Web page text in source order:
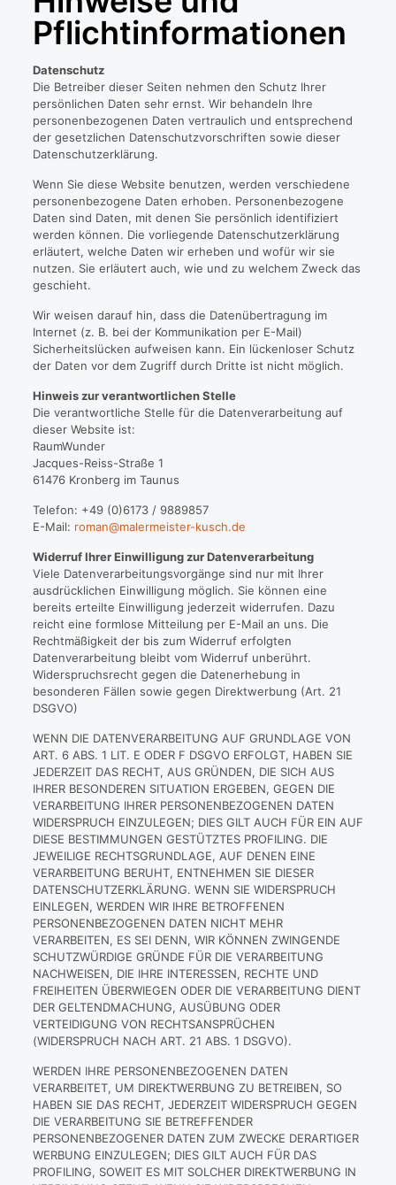
Pflichtinformationen
Datenschutz
Die Betreiber dieser Seiten nehmen den Schutz Ihrer
persönlichen Daten sehr ernst. Wir behandeln Ihre
personenbezogenen Daten vertraulich und entsprechend
der gesetzlichen Datenschutzvorschriften sowie dieser
Datenschutzerklärung.
Wenn Sie diese Website benutzen, werden verschiedene
personenbezogene Daten erhoben. Personenbezogene
Daten sind Daten, mit denen Sie persönlich identifiziert
werden können. Die vorliegende Datenschutzerklärung
erläutert, welche Daten wir erheben und wofür wir sie
nutzen. Sie erläutert auch, wie und zu welchem Zweck das
geschieht.
Wir weisen darauf hin, dass die Datenübertragung im
Internet (z. B. bei der Kommunikation per E-Mail)
Sicherheitslücken aufweisen kann. Ein lückenloser Schutz
der Daten vor dem Zugriff durch Dritte ist nicht möglich.
Hinweis zur verantwortlichen Stelle
Die verantwortliche Stelle für die Datenverarbeitung auf
dieser Website ist:
RaumWunder
Jacques-Reiss-Straße 1
61476 Kronberg im Taunus
Telefon: +49 (0)6173 / 9889857
E-Mail: roman@malermeister-kusch.de
Widerruf Ihrer Einwilligung zur Datenverarbeitung
Viele Datenverarbeitungsvorgänge sind nur mit Ihrer
ausdrücklichen Einwilligung möglich. Sie können eine
bereits erteilte Einwilligung jederzeit widerrufen. Dazu
reicht eine formlose Mitteilung per E-Mail an uns. Die
Rechtmäßigkeit der bis zum Widerruf erfolgten
Datenverarbeitung bleibt vom Widerruf unberührt.
Widerspruchsrecht gegen die Datenerhebung in
besonderen Fällen sowie gegen Direktwerbung (Art. 21
DSGVO)
WENN DIE DATENVERARBEITUNG AUF GRUNDLAGE VON
ART. 6 ABS. 1 LIT. E ODER F DSGVO ERFOLGT, HABEN SIE
JEDERZEIT DAS RECHT, AUS GRÜNDEN, DIE SICH AUS
IHRER BESONDEREN SITUATION ERGEBEN, GEGEN DIE
VERARBEITUNG IHRER PERSONENBEZOGENEN DATEN
WIDERSPRUCH EINZULEGEN; DIES GILT AUCH FÜR EIN AUF
DIESE BESTIMMUNGEN GESTÜTZTES PROFILING. DIE
JEWEILIGE RECHTSGRUNDLAGE, AUF DENEN EINE
VERARBEITUNG BERUHT, ENTNEHMEN SIE DIESER
DATENSCHUTZERKLÄRUNG. WENN SIE WIDERSPRUCH
EINLEGEN, WERDEN WIR IHRE BETROFFENEN
PERSONENBEZOGENEN DATEN NICHT MEHR
VERARBEITEN, ES SEI DENN, WIR KÖNNEN ZWINGENDE
SCHUTZWÜRDIGE GRÜNDE FÜR DIE VERARBEITUNG
NACHWEISEN, DIE IHRE INTERESSEN, RECHTE UND
FREIHEITEN ÜBERWIEGEN ODER DIE VERARBEITUNG DIENT
DER GELTENDMACHUNG, AUSÜBUNG ODER
VERTEIDIGUNG VON RECHTSANSPRÜCHEN
(WIDERSPRUCH NACH ART. 21 ABS. 1 DSGVO).
WERDEN IHRE PERSONENBEZOGENEN DATEN
VERARBEITET, UM DIREKTWERBUNG ZU BETREIBEN, SO
HABEN SIE DAS RECHT, JEDERZEIT WIDERSPRUCH GEGEN
DIE VERARBEITUNG SIE BETREFFENDER
PERSONENBEZOGENER DATEN ZUM ZWECKE DERARTIGER
WERBUNG EINZULEGEN; DIES GILT AUCH FÜR DAS
PROFILING, SOWEIT ES MIT SOLCHER DIREKTWERBUNG IN